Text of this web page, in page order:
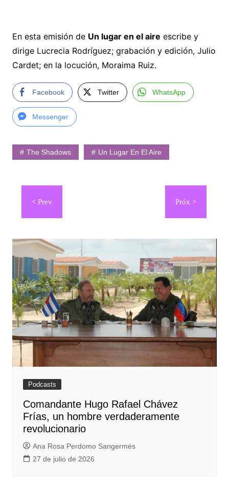
En esta emisión de Un lugar en el aire escribe y
dirige Lucrecia Rodríguez; grabación y edición, Julio
Cardet; en la locución, Moraima Ruiz.
Facebook Twitter WhatsApp
Messenger
The Shadows Un Lugar En El Aire
Navegación
entradas
Podcasts
Comandante Hugo Rafael Chávez
Frías, un hombre verdaderamente
revolucionario
Ana Rosa Perdomo Sangermés
27 de julio de 2026